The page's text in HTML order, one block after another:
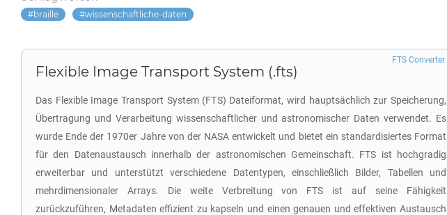
braille wissenschaftliche-daten
Flexible Image Transport System (.fts)
Das Flexible Image Transport System (FTS) Dateiformat, wird hauptsächlich zur Speicherung,
Übertragung und Verarbeitung wissenschaftlicher und astronomischer Daten verwendet. Es
wurde Ende der 1970er Jahre von der NASA entwickelt und bietet ein standardisiertes Format
für den Datenaustausch innerhalb der astronomischen Gemeinschaft. FTS ist hochgradig
erweiterbar und unterstützt verschiedene Datentypen, einschließlich Bilder, Tabellen und
mehrdimensionaler Arrays. Die weite Verbreitung von FTS ist auf seine Fähigkeit
zurückzuführen, Metadaten effizient zu kapseln und einen genauen und effektiven Austausch
FTS Converter